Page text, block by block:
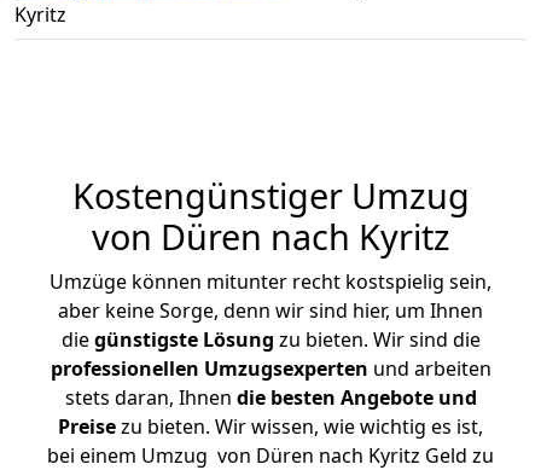
Kyritz
Kostengünstiger Umzug
von Düren nach Kyritz
Umzüge können mitunter recht kostspielig sein,
aber keine Sorge, denn wir sind hier, um Ihnen
diegünstigste Lösung zu bieten. Wir sind die
professionellen Umzugsexperten und arbeiten
stets daran, Ihnen die besten Angebote und
Preisezu bieten. Wir wissen, wie wichtig es ist,
bei einem Umzug von Düren nach Kyritz Geld zu